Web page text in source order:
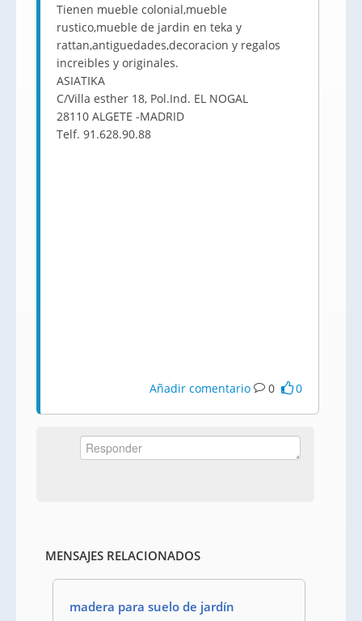
Tienen mueble colonial,mueble
rustico,mueble de jardin en teka y
rattan,antiguedades,decoracion y regalos
increibles y originales.
ASIATIKA
C/Villa esther 18, Pol.Ind. EL NOGAL
28110 ALGETE -MADRID
Telf. 91.628.90.88
Añadir comentario 0 0
MENSAJES RELACIONADOS
madera para suelo de jardín